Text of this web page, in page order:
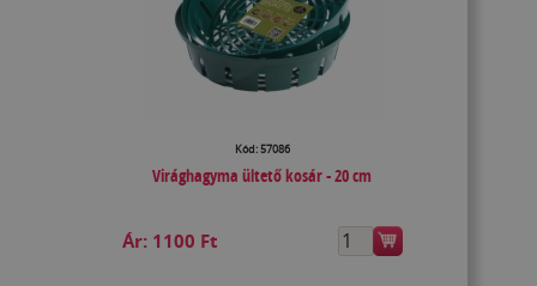
Kód: 57086
Virághagyma ültető kosár - 20 cm
Ár: 1100 Ft